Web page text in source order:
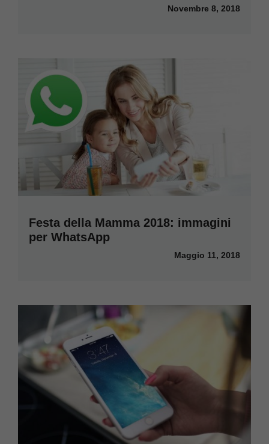
Novembre 8, 2018
Festa della Mamma 2018: immagini
per WhatsApp
Maggio 11, 2018